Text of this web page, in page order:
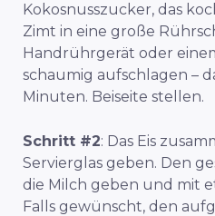
Kokosnusszucker, das
Zimt in eine große
Handrührgerät oder
schaumig aufschlagen –
Minuten. Beiseite stellen.
Schritt #2: Das Eis
Servierglas geben. Den
die Milch geben und mit
Falls gewünscht, den